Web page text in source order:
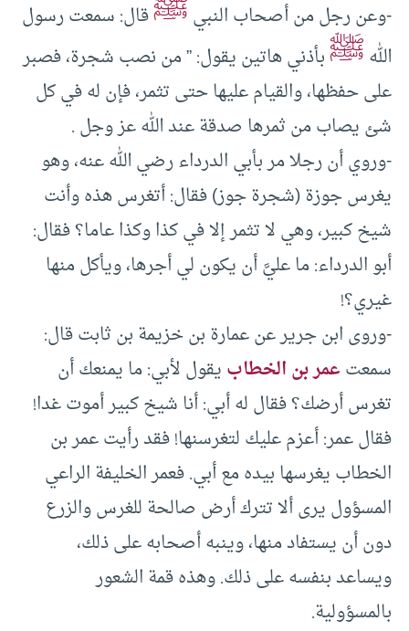
-وعن رجل من أصحاب النبيﷺقال: سمعت رسول
اللهﷺبأذني هاتين يقول: ” من نصب شجرة، فصبر
على حفظها، والقيام عليها حتى تثمر، فإن له في كل
شئ يصاب من ثمرها صدقة عند الله عز وجل .
-وروي أن رجلا مر بأبي الدرداء رضي الله عنه، وهو
يغرس جوزة (شجرة جوز) فقال: أتغرس هذه وأنت
شيخ كبير، وهي لا تثمر إلا في كذا وكذا عاما؟ فقال:
أبو الدرداء: ما عليَّ أن يكون لي أجرها، ويأكل منها
غيري؟!
-وروى ابن جرير عن عمارة بن خزيمة بن ثابت قال:
سمعتعمر بن الخطابيقول لأبي: ما يمنعك أن
تغرس أرضك؟ فقال له أبي: أنا شيخ كبير أموت غدا!
فقال عمر: أعزم عليك لتغرسنها! فقد رأيت عمر بن
الخطاب يغرسها بيده مع أبي. فعمر الخليفة الراعي
المسؤول يرى ألا تترك أرض صالحة للغرس والزرع
دون أن يستفاد منها، وينبه أصحابه على ذلك،
ويساعد بنفسه على ذلك. وهذه قمة الشعور
بالمسؤولية.